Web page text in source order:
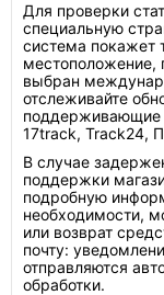
Для проверки
специальную
система покажет
местоположение,
выбран
отслеживайте
поддерживающие
17track, Track24,
В случае
поддержки
подробную
необходимости,
или возврат
почту:
отправляются
обработки.